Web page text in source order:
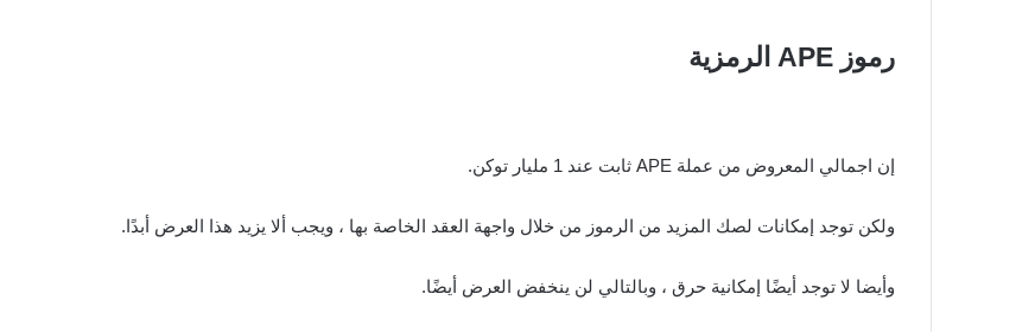
رموز APE الرمزية
إن اجمالي المعروض من عملة APE ثابت عند 1 مليار توكن.
ولكن توجد إمكانات لصك المزيد من الرموز من خلال واجهة العقد الخاصة بها ، ويجب ألا يزيد هذا العرض أبدًا.
وأيضا لا توجد أيضًا إمكانية حرق ، وبالتالي لن ينخفض ​​العرض أيضًا.